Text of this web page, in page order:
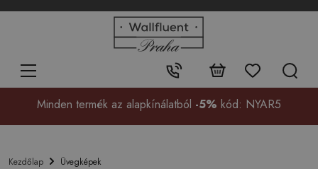
Érintkezés:
+48
99
Minden termék az alapkínálatból -5% kód: NYAR5
Kezdőlap Üvegképek